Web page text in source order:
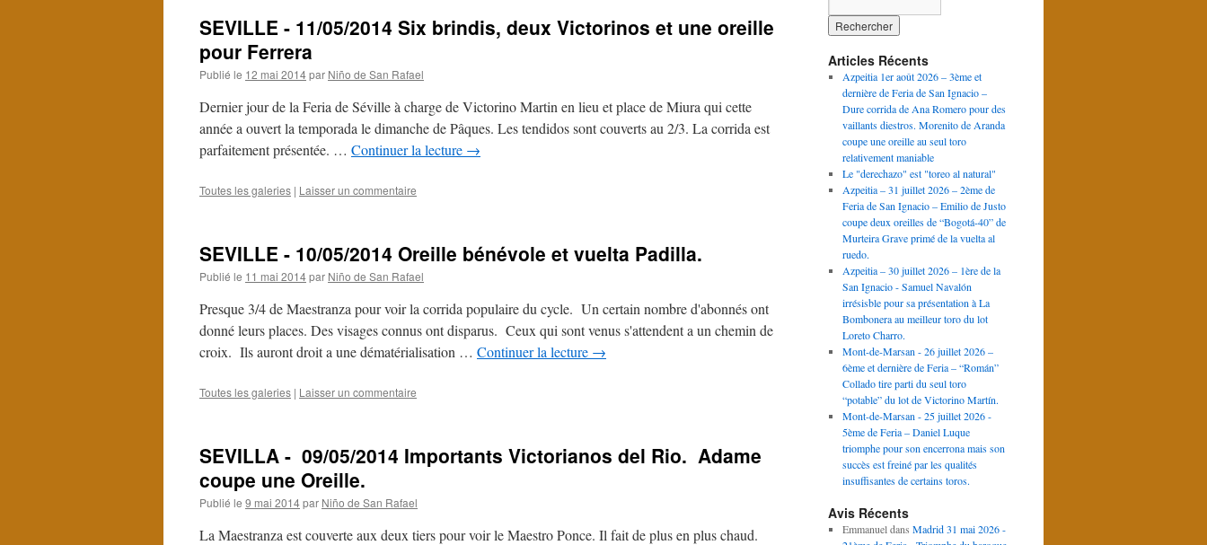
SEVILLE - 11/05/2014 Six brindis, deux Victorinos et une oreille
pour Ferrera
Publié le 12 mai 2014par Niño de San Rafael
Dernier jour de la Feria de Séville à charge de Victorino Martin en lieu et place de Miura qui cette
année a ouvert la temporada le dimanche de Pâques. Les tendidos sont couverts au 2/3. La corrida est
parfaitement présentée. … Continuer la lecture →
Toutes les galeries | Laisser un commentaire
SEVILLE - 10/05/2014 Oreille bénévole et vuelta Padilla.
Publié le 11 mai 2014par Niño de San Rafael
Presque 3/4 de Maestranza pour voir la corrida populaire du cycle. Un certain nombre d'abonnés ont
donné leurs places. Des visages connus ont disparus. Ceux qui sont venus s'attendent a un chemin de
croix. Ils auront droit a une dématérialisation … Continuer la lecture →
Toutes les galeries | Laisser un commentaire
SEVILLA - 09/05/2014 Importants Victorianos del Rio. Adame
coupe une Oreille.
Publié le 9 mai 2014par Niño de San Rafael
La Maestranza est couverte aux deux tiers pour voir le Maestro Ponce. Il fait de plus en plus chaud.
Articles Récents
Azpeitia 1er août 2026 – 3ème et
dernière de Feria de San Ignacio –
Dure corrida de Ana Romero pour des
vaillants diestros. Morenito de Aranda
coupe une oreille au seul toro
relativement maniable
Le "derechazo" est "toreo al natural"
Azpeitia – 31 juillet 2026 – 2ème de
Feria de San Ignacio – Emilio de Justo
coupe deux oreilles de “Bogotá-40” de
Murteira Grave primé de la vuelta al
ruedo.
Azpeitia – 30 juillet 2026 – 1ère de la
San Ignacio - Samuel Navalón
irrésisble pour sa présentation à La
Bombonera au meilleur toro du lot
Loreto Charro.
Mont-de-Marsan - 26 juillet 2026 –
6ème et dernière de Feria – “Román”
Collado tire parti du seul toro
“potable” du lot de Victorino Martín.
Mont-de-Marsan - 25 juillet 2026 -
5ème de Feria – Daniel Luque
triomphe pour son encerrona mais son
succès est freiné par les qualités
insuffisantes de certains toros.
Avis Récents
Emmanueldans Madrid 31 mai 2026 -